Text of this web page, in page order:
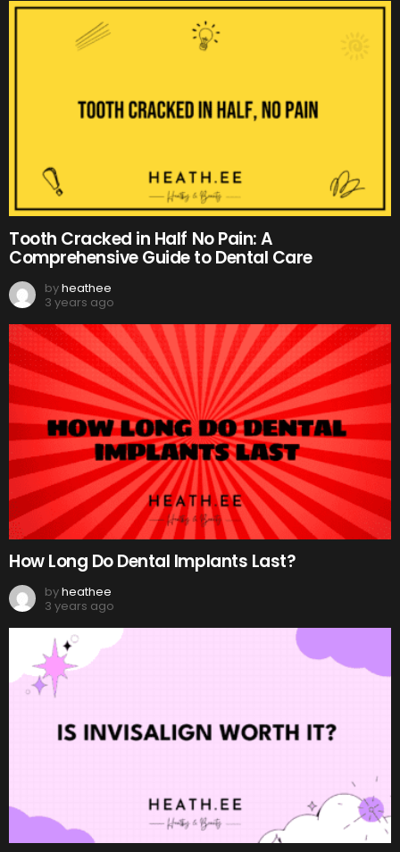
Tooth Cracked in Half No Pain: A
Comprehensive Guide to Dental Care
byheathee
3 years ago
How Long Do Dental Implants Last?
byheathee
3 years ago